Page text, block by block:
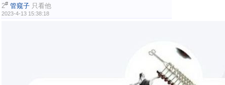
2# 管窥子 只看他
2023-4-13 15:38:18